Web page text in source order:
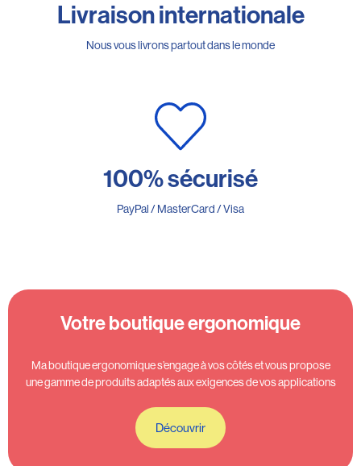
Livraison internationale
Nous vous livrons partout dans le monde
100% sécurisé
PayPal / MasterCard / Visa
Votre boutique ergonomique
Ma boutique ergonomique s’engage à vos côtés et vous propose
une gamme de produits adaptés aux exigences de vos applications
Découvrir